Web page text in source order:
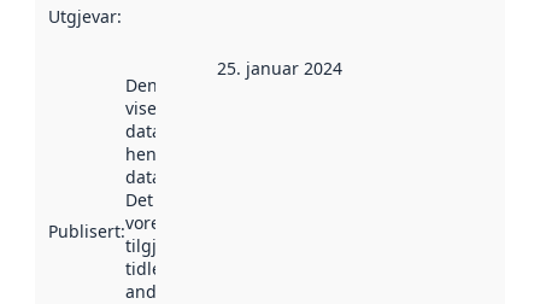
Utgjevar:
Publisert:
Denne datoen
viser når
datasettet vart
henta inn av
data.norge.no.
Det kan ha
vore
tilgjengeleg
tidlegare
andre stader.
25. januar 2024